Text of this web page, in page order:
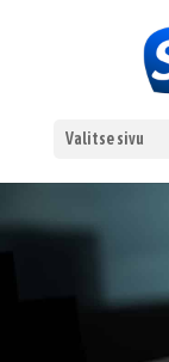
Valitse sivu